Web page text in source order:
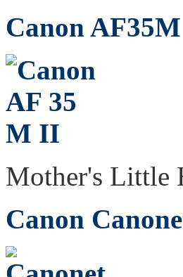
Canon AF35M
Mother's Little
Canon